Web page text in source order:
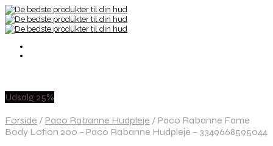
Udsalg 25%
Forside / Paco Rabanne Hudpleje / Paco Rabanne Fame
Body Lotion 200 – Paco Rabanne Hudpleje – 3349668595044